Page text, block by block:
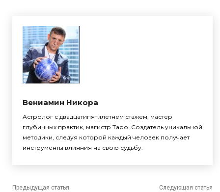
Вениамин Никора
Астролог с двадцатипятилетнем стажем, мастер
глубинных практик, магистр Таро. Создатель уникальной
методики, следуя которой каждый человек получает
инструменты влияния на свою судьбу.
Предыдущая статья Следующая статья